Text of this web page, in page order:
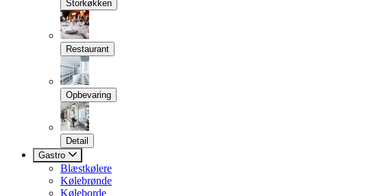
Storkøkken
Restaurant
Opbevaring
Detail
Gastro
Blæstkølere
Kølebrønde
Køleborde